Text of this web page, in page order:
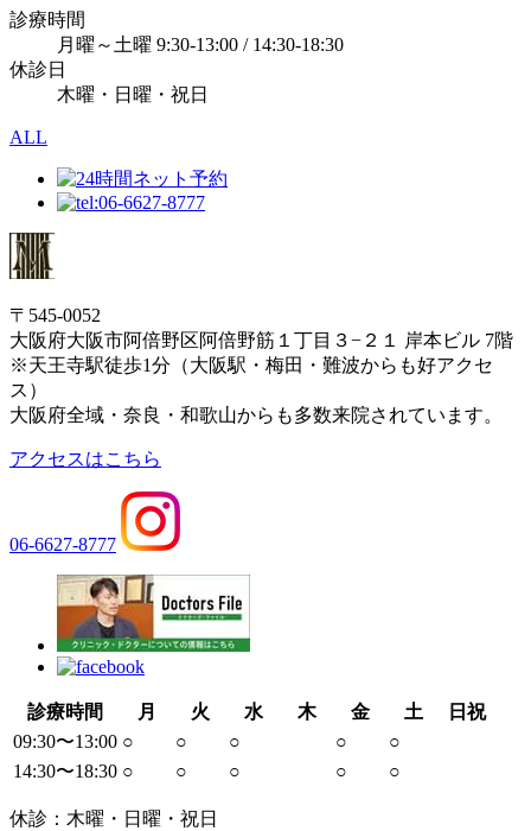
診療時間
月曜～土曜 9:30-13:00 / 14:30-18:30
休診日
木曜・日曜・祝日
ALL
〒545-0052
大阪府大阪市阿倍野区阿倍野筋１丁目３−２１ 岸本ビル 7階
※天王寺駅徒歩1分（大阪駅・梅田・難波からも好アクセ
ス）
大阪府全域・奈良・和歌山からも多数来院されています。
アクセスはこちら
06-6627-8777
診療時間 月 火 水 木 金 土
日祝
09:30〜13:00 ○ ○ ○ ○
○
14:30〜18:30 ○ ○ ○ ○ ○
休診：木曜・日曜・祝日